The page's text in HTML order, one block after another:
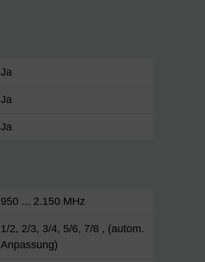
Ja
Ja
Ja
950 ... 2.150 MHz
1/2, 2/3, 3/4, 5/6, 7/8 , (autom.
Anpassung)